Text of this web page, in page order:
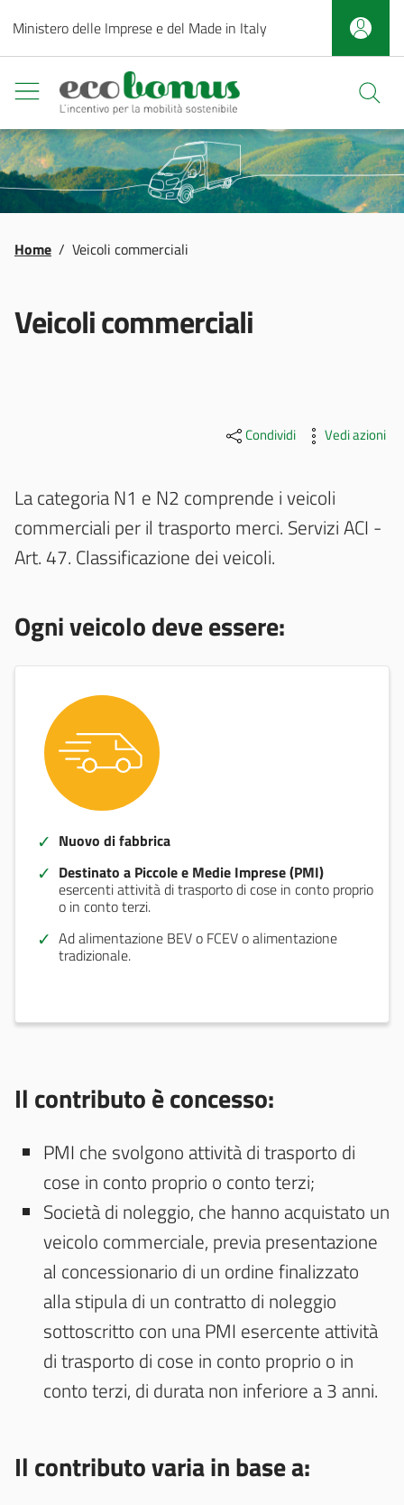
Salta al contenuto principale
Ministero delle Imprese e del Made in Italy
Ecobonus Apri
Briciole di pane
Home / Veicoli commerciali
Veicoli commerciali
Condividi Vedi azioni
La categoria N1 e N2 comprende i veicoli
commerciali per il trasporto merci. Servizi ACI -
Art. 47. Classificazione dei veicoli.
Ogni veicolo deve essere:
Nuovo di fabbrica
Destinato a Piccole e Medie Imprese (PMI)
esercenti attività di trasporto di cose in conto proprio
o in conto terzi.
Ad alimentazione BEV o FCEV o alimentazione
tradizionale.
Il contributo è concesso:
PMI che svolgono attività di trasporto di
cose in conto proprio o conto terzi;
Società di noleggio, che hanno acquistato un
veicolo commerciale, previa presentazione
al concessionario di un ordine finalizzato
alla stipula di un contratto di noleggio
sottoscritto con una PMI esercente attività
di trasporto di cose in conto proprio o in
conto terzi, di durata non inferiore a 3 anni.
Il contributo varia in base a: